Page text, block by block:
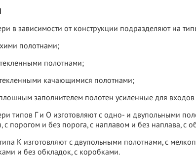
в зависимости от конструкции подразделяют на
полотнами;
полотнами;
качающимися полотнами;
заполнителем полотен усиленные для входов
типов Г и О изготовляют с одно- и двупольными
с порогом и без порога, с наплавом и без наплава,
К изготовляют с двупольными полотнами, с
и без обкладок, с коробками.